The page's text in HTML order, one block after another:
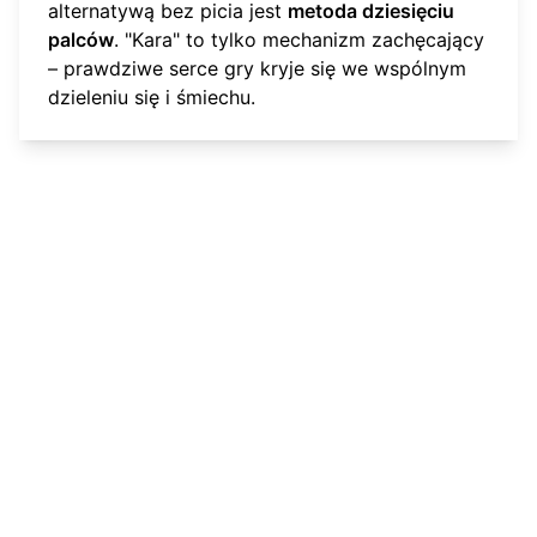
alternatywą bez picia jest metoda dziesięciu
palców. "Kara" to tylko mechanizm zachęcający
– prawdziwe serce gry kryje się we wspólnym
dzieleniu się i śmiechu.